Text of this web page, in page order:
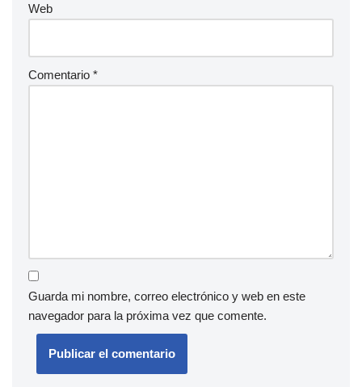
Web
Comentario *
Guarda mi nombre, correo electrónico y web en este
navegador para la próxima vez que comente.